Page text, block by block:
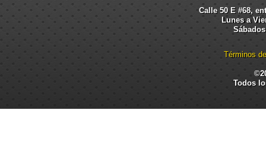
Calle 50 E #68,
Lunes a
Términos
Todos